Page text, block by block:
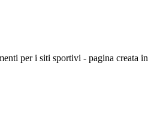
per i siti sportivi - pagina creata in